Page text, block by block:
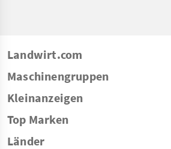
Landwirt.com
Maschinengruppen
Kleinanzeigen
Top Marken
Länder